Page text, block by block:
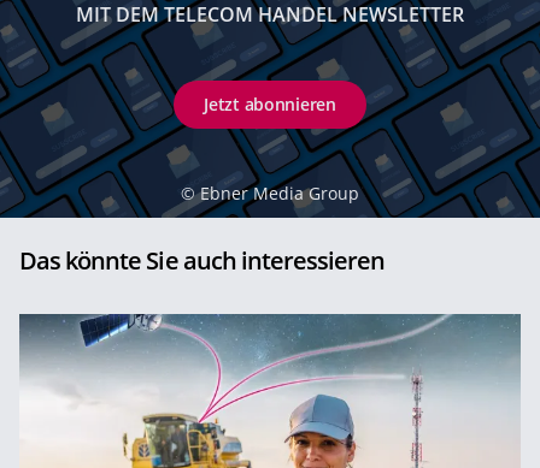
MIT DEM TELECOM HANDEL NEWSLETTER
Jetzt abonnieren
© Ebner Media Group
Das könnte Sie auch interessieren